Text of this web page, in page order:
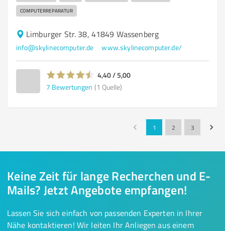
COMPUTERREPARATUR
Limburger Str. 38, 41849 Wassenberg
info@skylinecomputer.de www.skylinecomputer.de/
4,40 / 5,00
7 Bewertungen (1 Quelle)
1 2 3
Keine Zeit für lange Recherchen und E-
Mails? Jetzt Angebote empfangen!
Lassen Sie sich einfach von passenden Experten in Ihrer
Nähe kontaktieren! Wir leiten Ihr Anliegen aus einem